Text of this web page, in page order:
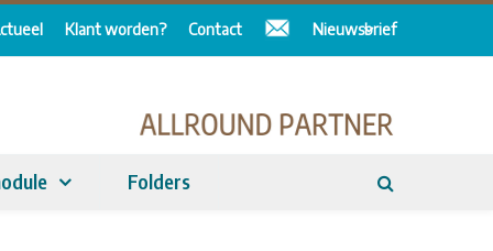
Klant worden? Contact Nieuwsbrief
Folders